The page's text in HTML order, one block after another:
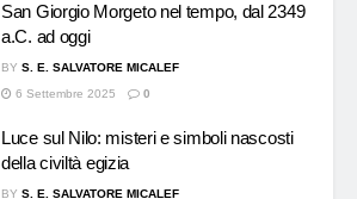
San Giorgio Morgeto nel tempo, dal 2349
a.C. ad oggi
BY S. E. SALVATORE MICALEF
6 Settembre 2025
0
Luce sul Nilo: misteri e simboli nascosti
della civiltà egizia
BY S. E. SALVATORE MICALEF